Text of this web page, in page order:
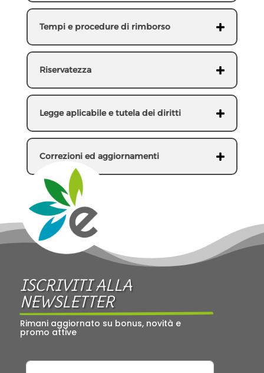
Tempi e procedure di rimborso
Riservatezza
Legge aplicabile e tutela dei diritti
Correzioni ed aggiornamenti
ISCRIVITI ALLA
NEWSLETTER
Rimani aggiornato su bonus, novità e
promo attive